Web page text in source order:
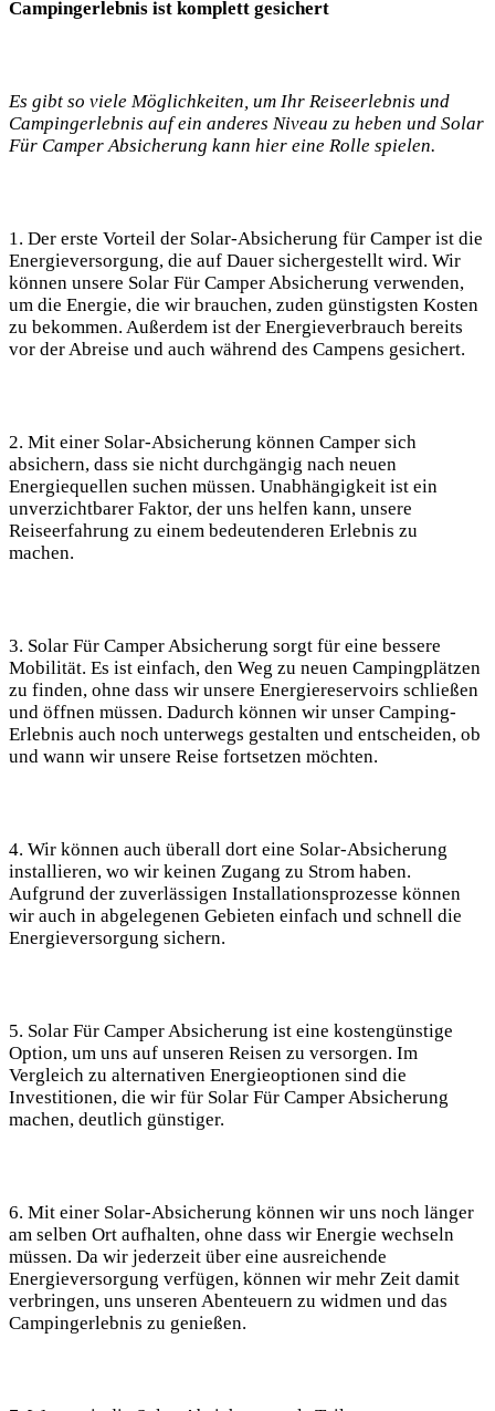
Campingerlebnis ist komplett ⁣gesichert
Es gibt so viele ​Möglichkeiten, um Ihr Reiseerlebnis und
Campingerlebnis auf ein​ anderes Niveau zu heben und Solar
Für ‌Camper Absicherung⁤ kann hier eine Rolle⁤ spielen.
1. Der ‌erste Vorteil ⁤der Solar-Absicherung für Camper⁤ ist die⁤
Energieversorgung, die auf Dauer sichergestellt wird. Wir
können ​unsere​ Solar Für Camper Absicherung verwenden,
um die Energie, die wir brauchen, zuden günstigsten⁢ Kosten
zu bekommen. Außerdem ‍ist ⁢der Energieverbrauch bereits
vor der Abreise​ und auch während⁣ des Campens gesichert.
2. Mit ‍einer Solar-Absicherung können Camper sich
absichern, dass sie nicht durchgängig nach neuen
Energiequellen suchen ⁤müssen. Unabhängigkeit ist ein
unverzichtbarer Faktor, der uns helfen ​kann,‍ unsere
Reiseerfahrung ⁢zu einem ⁢bedeutenderen Erlebnis zu
machen.
3. Solar Für Camper Absicherung ⁢sorgt für eine bessere
‌Mobilität.‌ Es ist einfach, den Weg zu neuen Campingplätzen
zu finden, ohne dass wir unsere Energiereservoirs schließen
und öffnen müssen. Dadurch können wir unser Camping-
Erlebnis auch noch unterwegs gestalten und entscheiden, ob
und ‍wann wir unsere Reise fortsetzen⁢ möchten.
4. Wir können auch ‌überall dort eine Solar-Absicherung
installieren, ⁣wo wir keinen Zugang ⁢zu Strom haben.
⁤Aufgrund der‍ zuverlässigen Installationsprozesse können
⁢wir auch in abgelegenen Gebieten einfach und schnell⁢ die
Energieversorgung sichern.
5. Solar Für Camper Absicherung ist⁣ eine kostengünstige
Option, um uns​ auf ‌unseren Reisen zu versorgen. Im​
Vergleich‍ zu alternativen⁤ Energieoptionen sind ‍die
Investitionen, die wir⁤ für Solar Für Camper Absicherung
machen, deutlich günstiger.
6. Mit‍ einer Solar-Absicherung können wir uns noch länger
am selben Ort aufhalten, ohne dass wir Energie ⁤wechseln
müssen. Da wir jederzeit über eine ausreichende
Energieversorgung verfügen, können ⁤wir mehr Zeit damit
verbringen, uns unseren Abenteuern zu widmen und⁤ das
Campingerlebnis zu genießen.